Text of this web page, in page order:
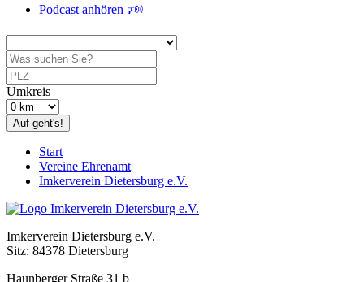
Podcast anhören 🕬
Umkreis
Auf geht's!
Start
Vereine Ehrenamt
Imkerverein Dietersburg e.V.
Imkerverein Dietersburg e.V.
Sitz: 84378 Dietersburg
Haunberger Straße 31 b